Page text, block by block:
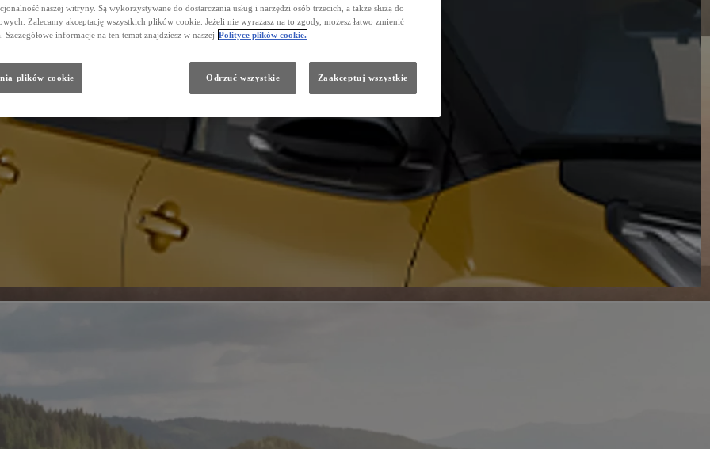
naszej witryny. Są wykorzystywane do dostarczania usług i narzędzi osób trzecich, a także służą do
Zalecamy akceptację wszystkich plików cookie. Jeżeli nie wyrażasz na to zgody, możesz łatwo zmienić
Szczegółowe informacje na ten temat znajdziesz w naszej Polityce plików cookie.
plików cookie Odrzuć wszystkie Zaakceptuj wszystkie